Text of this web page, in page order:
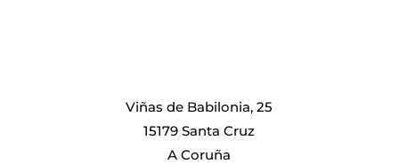
Viñas de Babilonia, 25
15179 Santa Cruz
A Coruña